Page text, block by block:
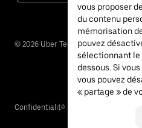
© 2026 Uber Technologies Inc.
Confidentialité
vous proposer
du contenu
mémorisation
pouvez
sélectionnant le
dessous. Si
vous pouvez
« partage » de